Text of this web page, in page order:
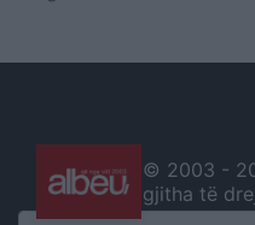
© 2003 -
gjitha të